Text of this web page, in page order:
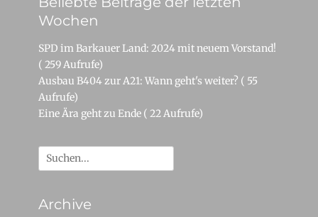
Wochen
SPD im Barkauer Land: 2024 mit neuem Vorstand!
( 259 Aufrufe)
Ausbau B404 zur A21: Wann geht's weiter? ( 55
Aufrufe)
Eine Ära geht zu Ende ( 22 Aufrufe)
Suche
nach:
Archive